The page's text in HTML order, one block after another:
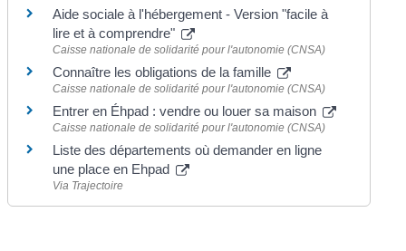
Aide sociale à l'hébergement - Version "facile à
lire et à comprendre"
Caisse nationale de solidarité pour l'autonomie (CNSA)
Connaître les obligations de la famille
Caisse nationale de solidarité pour l'autonomie (CNSA)
Entrer en Éhpad : vendre ou louer sa maison
Caisse nationale de solidarité pour l'autonomie (CNSA)
Liste des départements où demander en ligne
une place en Ehpad
Via Trajectoire